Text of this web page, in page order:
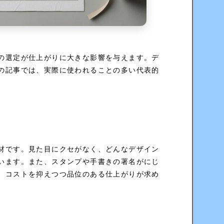
選定が仕上がりに大きな影響を与えます。デ
事では、実際に使われることの多い代表的
です。見た目にクセがなく、どんなデザイン
す。また、スタンプや手書きの署名がにじ
ストを抑えつつ品位のある仕上がりが求め